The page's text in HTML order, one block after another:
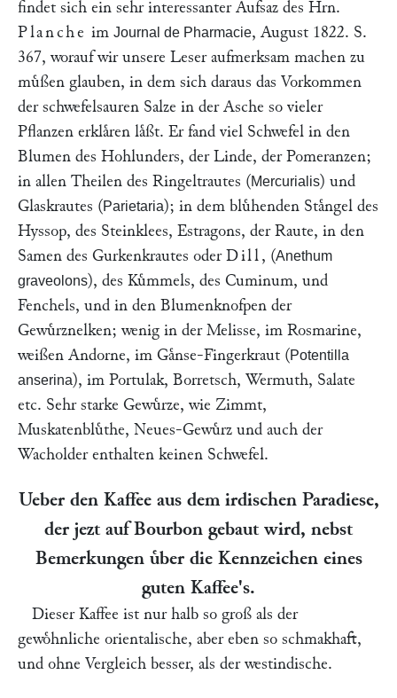
findet sich ein sehr interessanter Aufsaz des Hrn.
Planche im Journal de Pharmacie, August 1822. S.
367, worauf wir unsere Leser aufmerksam machen zu
muͤßen glauben, in dem sich daraus das Vorkommen
der schwefelsauren Salze in der Asche so vieler
Pflanzen erklaͤren laͤßt. Er fand viel Schwefel in den
Blumen des Hohlunders, der Linde, der Pomeranzen;
in allen Theilen des Ringeltrautes (Mercurialis) und
Glaskrautes (Parietaria); in dem bluͤhenden Staͤngel des
Hyssop, des Steinklees, Estragons, der Raute, in den
Samen des Gurkenkrautes oder Dill , (Anethum
graveolons), des Kuͤmmels, des Cuminum, und
Fenchels, und in den Blumenknofpen der
Gewuͤrznelken; wenig in der Melisse, im Rosmarine,
weißen Andorne, im Gaͤnse-Fingerkraut (Potentilla
anserina), im Portulak, Borretsch, Wermuth, Salate
etc. Sehr starke Gewuͤrze, wie Zimmt,
Muskatenbluͤthe, Neues-Gewuͤrz und auch der
Wacholder enthalten keinen Schwefel.
Ueber den Kaffee aus dem irdischen Paradiese,
der jezt auf Bourbon gebaut wird, nebst
Bemerkungen uͤber die Kennzeichen eines
guten Kaffee's.
Dieser Kaffee ist nur halb so groß als der
gewoͤhnliche orientalische, aber eben so schmakhaft,
und ohne Vergleich besser, als der westindische.